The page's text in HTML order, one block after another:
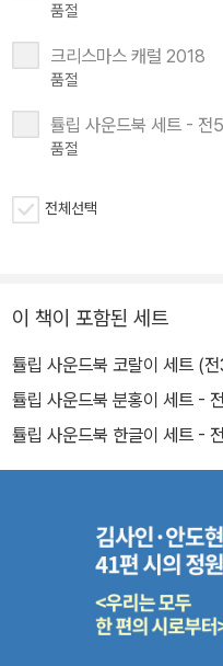
품절
크리스마스 캐럴 2018
품절
튤립 사운드북 세트 - 전
품절
전체선택
이 책이 포함된 세트
튤립 사운드북 코랄이 세트 (
튤립 사운드북 분홍이 세트 -
튤립 사운드북 한글이 세트 -